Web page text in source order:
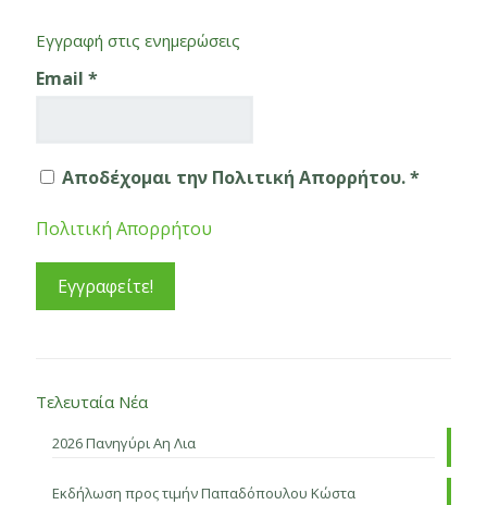
Εγγραφή στις ενημερώσεις
Email *
Αποδέχομαι την Πολιτική Απορρήτου. *
Πολιτική Απορρήτου
Τελευταία Νέα
2026 Πανηγύρι Αη Λια
Εκδήλωση προς τιμήν Παπαδόπουλου Κώστα